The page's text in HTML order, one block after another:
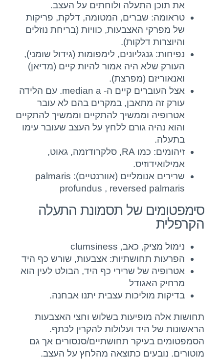
את תוכן התעלה ולוחתים על העצב.
טראומה: שברים, המטומה, דלקת, פריקות
של מפרקי האצבעות, כוויות (בריחת נוזלים
והיוצרות דלקות).
נפיחות: גנגליונים, לימפומות (גידול שומני),
העורק שלא היה אמור להיות קיים (מדיאן)
ואנאוריזם (מפרצת).
אצל העוברים קיים ה- median a. עם הלידה
עורק זה מתאבן, במקרים בהם לא עובר
אטרופיה וממשיך להתקיים וממשיך להתקיים
והוא נהיה גורם ללחץ על העצב שעובר עימו
בתעלה.
זיהומים: כמו RA, סלקרודזמה, גאוט,
אמילואידוזיס.
שרירים אנומליים (אוורנטיים): palmaris
profundus , reversed palmaris
סימפטומים של תסמונת התעלה
הקרפלית
נימול מציק, כאב, clumsiness
הפרעות תחושתיות: אצבעות, שורש כף היד
אטרופיה של שרירי כף היד, הבולט לעין הוא
מרחיק האגודל
בדיקות מוליכות עצבית יתנו אבחנה.
תחושות אלה מופיעות בשלוש וחצי האצבעות
הראשונות של היד ועלולות להקרין לכתף. ‏
הסמפטומים בעיקר תחושתיים/סנסורים אך גם
מוטורים. נובעים כתוצאה מהלחץ על העצב.‏